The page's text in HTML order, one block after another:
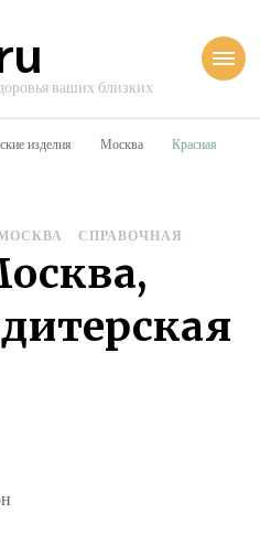
ваших близких
изделия Москва
Красная
СПРАВОЧНАЯ